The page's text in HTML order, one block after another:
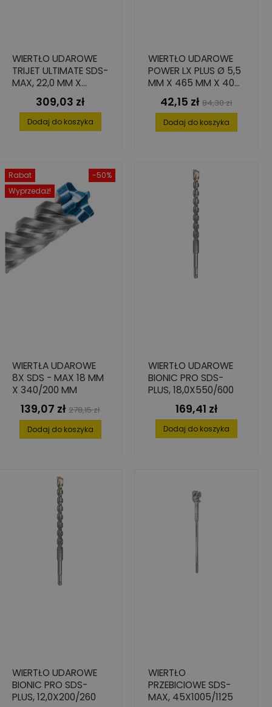
WIERTŁO UDAROWE
TRIJET ULTIMATE SDS-
MAX, 22,0 MM X
200/320 MM
Cena
309,03 zł
Dodaj do koszyka
WIERTŁO UDAROWE
POWER LX PLUS Ø 5,5
MM X 465 MM X 400
Cena
42,15 zł Cena
podstawowa
84,30 zł
Dodaj do koszyka
-50%
Rabat
Wyprzedaż!
WIERTŁA UDAROWE
8X SDS - MAX 18 MM
X 340/200 MM
Cena
139,07 zł Cena
podstawowa
278,15 zł
Dodaj do koszyka
WIERTŁO UDAROWE
BIONIC PRO SDS-
PLUS, 18,0X550/600
Cena
169,41 zł
Dodaj do koszyka
WIERTŁO UDAROWE
BIONIC PRO SDS-
PLUS, 12,0X200/260
WIERTŁO
PRZEBICIOWE SDS-
MAX, 45X1005/1125